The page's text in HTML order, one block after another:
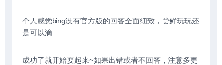
个人感觉bing没有官方版的回答全面细致，尝鲜玩玩还
是可以滴
成功了就开始耍起来~如果出错或者不回答，注意多更